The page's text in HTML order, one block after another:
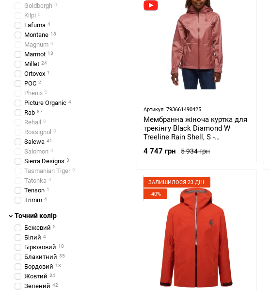
Артикул: 793661490425
Мембранна жіноча куртка для
трекінгу Black Diamond W
Treeline Rain Shell, S -
7450096027SML1)
5 934 грн
4 747 грн
ЗАЛИШИЛОСЯ 23 ДНІ
−40%
Goldbergh 0
Kilpi 0
Lafuma 4
Montane 18
Magnum 0
Marmot 13
Millet 24
Ortovox 1
POC 2
Phenix 0
Picture Organic 4
Rab 87
Rehall 0
Rossignol 0
Salewa 41
Salomon 0
Sierra Designs 3
Tasmanian Tiger 0
Tatonka 0
Tenson 1
Trimm 4
Точний колір
Бежевий 5
Білий 4
Бірюзовий 10
Блакитний 35
Бордовий 13
Жовтий 34
Зелений 42